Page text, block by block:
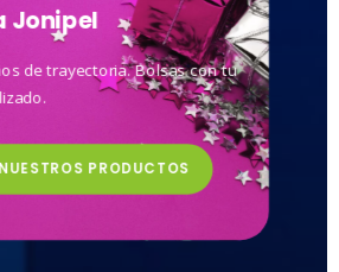
Jonipel
de trayectoria. Bolsas con tu
PRODUCTOS